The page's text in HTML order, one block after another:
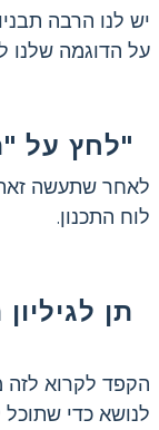
יש לנו הרבה
על הדוגמה
לחץ על "העתק תבנית"
לאחר שתעשה
לוח התכנון.
תן
הקפד לקרוא
לנושא כדי